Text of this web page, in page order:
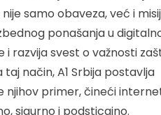
samo obaveza, već i
ponašanja u
razvija svest o važnosti
način, A1 Srbija postavlja
njihov primer, čineći
sigurno i podsticajno.